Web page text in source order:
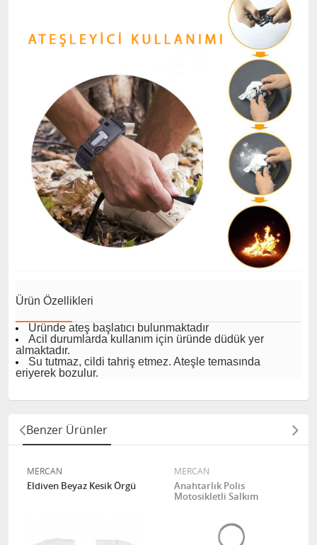
Ürün Özellikleri
Üründe ateş başlatıcı bulunmaktadır
Acil durumlarda kullanım için üründe düdük yer
almaktadır.
Su tutmaz, cildi tahriş etmez. Ateşle temasında
eriyerek bozulur.
Benzer Ürünler
MERCAN
Eldiven Beyaz Kesik Örgü
MERCAN
Anahtarlık Polis
Motosikletli Salkım